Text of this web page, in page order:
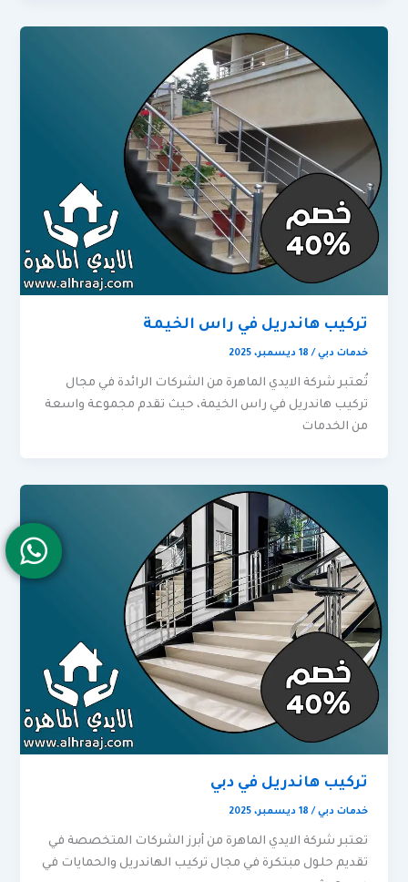
تركيب هاندريل في راس الخيمة
خدمات دبي / 18 ديسمبر، 2025
تُعتبر شركة الايدي الماهرة من الشركات الرائدة في مجال
تركيب هاندريل في راس الخيمة، حيث تقدم مجموعة واسعة
من الخدمات
تركيب هاندريل في دبي
خدمات دبي / 18 ديسمبر، 2025
تعتبر شركة الايدي الماهرة من أبرز الشركات المتخصصة في
تقديم حلول مبتكرة في مجال تركيب الهاندريل والحمايات في